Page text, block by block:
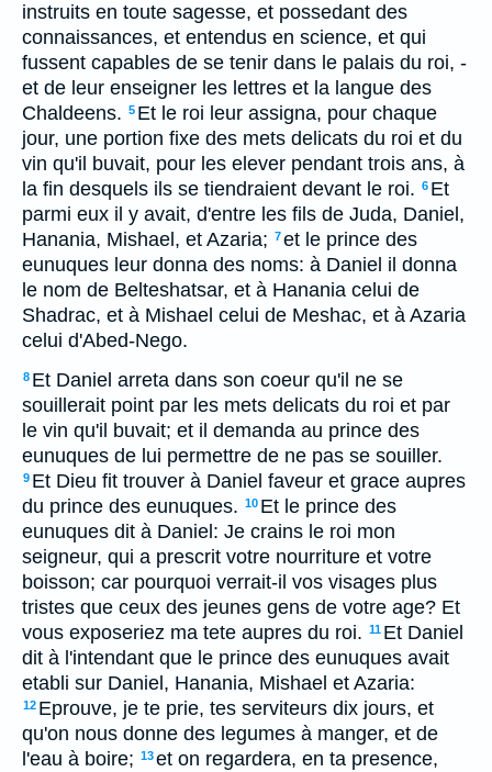
instruits en toute sagesse, et possedant des
connaissances, et entendus en science, et qui
fussent capables de se tenir dans le palais du roi, -
et de leur enseigner les lettres et la langue des
Chaldeens. 5 Et le roi leur assigna, pour chaque
jour, une portion fixe des mets delicats du roi et du
vin qu'il buvait, pour les elever pendant trois ans, à
la fin desquels ils se tiendraient devant le roi. 6 Et
parmi eux il y avait, d'entre les fils de Juda, Daniel,
Hanania, Mishael, et Azaria; 7et le prince des
eunuques leur donna des noms: à Daniel il donna
le nom de Belteshatsar, et à Hanania celui de
Shadrac, et à Mishael celui de Meshac, et à Azaria
celui d'Abed-Nego.
8 Et Daniel arreta dans son coeur qu'il ne se
souillerait point par les mets delicats du roi et par
le vin qu'il buvait; et il demanda au prince des
eunuques de lui permettre de ne pas se souiller.
9 Et Dieu fit trouver à Daniel faveur et grace aupres
du prince des eunuques. 10 Et le prince des
eunuques dit à Daniel: Je crains le roi mon
seigneur, qui a prescrit votre nourriture et votre
boisson; car pourquoi verrait-il vos visages plus
tristes que ceux des jeunes gens de votre age? Et
vous exposeriez ma tete aupres du roi. 11 Et Daniel
dit à l'intendant que le prince des eunuques avait
etabli sur Daniel, Hanania, Mishael et Azaria:
12 Eprouve, je te prie, tes serviteurs dix jours, et
qu'on nous donne des legumes à manger, et de
l'eau à boire; 13et on regardera, en ta presence,